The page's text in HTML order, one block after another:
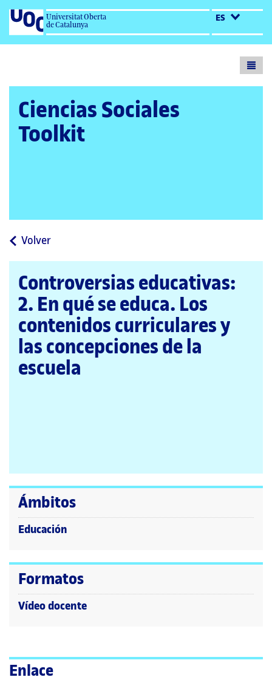
Universitat Oberta
de Catalunya
ES
Ciencias Sociales
Toolkit
Volvera
página
principal
Controversias educativas:
2. En qué se educa. Los
contenidos curriculares y
las concepciones de la
escuela
Ámbitos
Educación
Formatos
Vídeo docente
Enlace